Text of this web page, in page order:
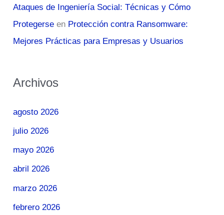
Ataques de Ingeniería Social: Técnicas y Cómo
Protegerse en Protección contra Ransomware:
Mejores Prácticas para Empresas y Usuarios
Archivos
agosto 2026
julio 2026
mayo 2026
abril 2026
marzo 2026
febrero 2026